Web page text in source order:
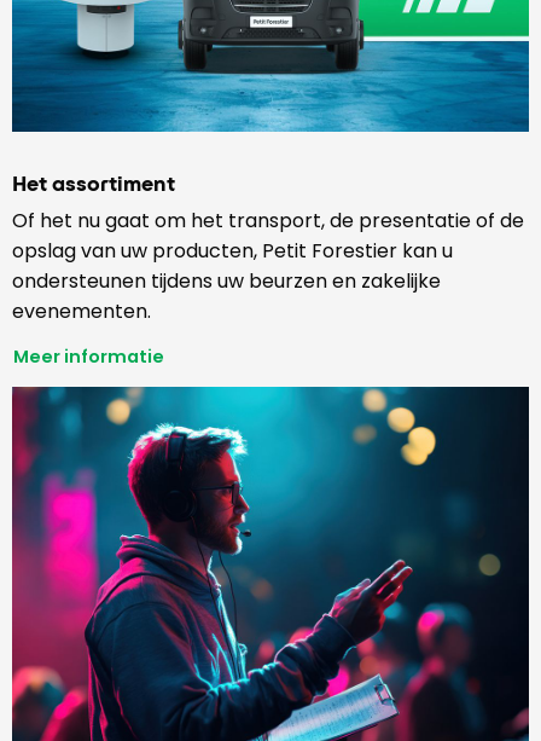
Het assortiment
Of het nu gaat om het transport, de presentatie of de
opslag van uw producten, Petit Forestier kan u
ondersteunen tijdens uw beurzen en zakelijke
evenementen.
Meer informatie